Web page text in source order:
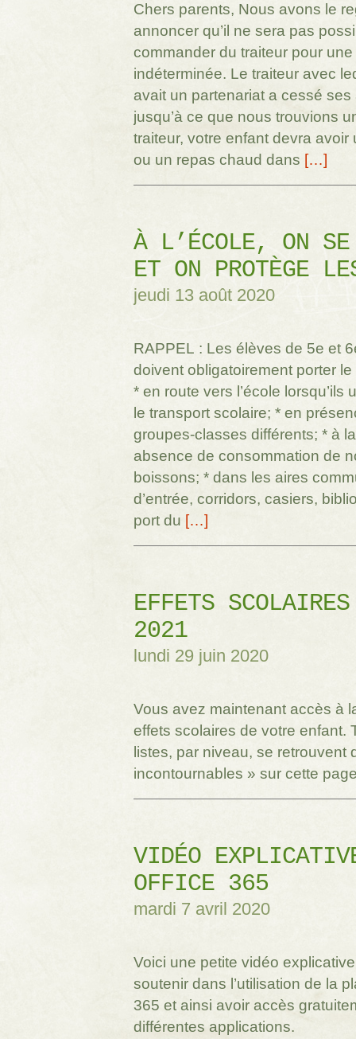
Chers parents, Nous avons le
annoncer qu’il ne sera pas
commander du traiteur pour
indéterminée. Le traiteur avec
avait un partenariat a cessé
jusqu’à ce que nous trouvions
traiteur, votre enfant devra avoir
ou un repas chaud dans […]
À L’ÉCOLE, ON SE
ET ON PROTÈGE
jeudi 13 août 2020
RAPPEL : Les élèves de 5e et
doivent obligatoirement porter
* en route vers l’école lorsqu’ils
le transport scolaire; * en
groupes-classes différents; * à
absence de consommation de
boissons; * dans les aires
d’entrée, corridors, casiers,
port du […]
EFFETS
2021
lundi 29 juin 2020
Vous avez maintenant accès à
effets scolaires de votre enfant.
listes, par niveau, se retrouvent
incontournables » sur cette
VIDÉO
OFFICE 365
mardi 7 avril 2020
Voici une petite vidéo
soutenir dans l’utilisation de la
365 et ainsi avoir accès
différentes applications.